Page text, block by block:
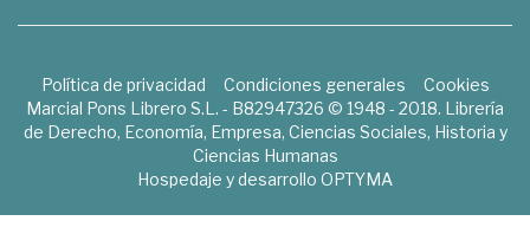
Política de privacidad Condiciones generales
Cookies
Marcial Pons Librero S.L. - B82947326 © 1948 - 2018. Librería
de Derecho, Economía, Empresa, Ciencias Sociales, Historia y
Ciencias Humanas
Hospedaje y desarrollo OPTYMA